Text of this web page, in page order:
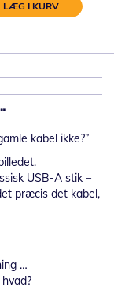
LÆG I KURV
kabel ikke?”
USB-A stik –
præcis det kabel,
…